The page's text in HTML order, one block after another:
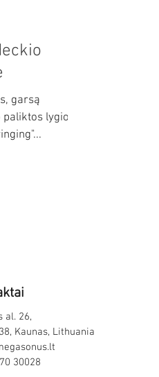
garsą
lygios,
al. 26,
Kaunas, Lithuania
30028